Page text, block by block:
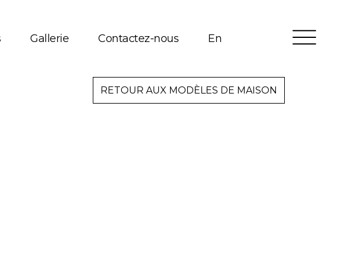
Gallerie Contactez-nous En
RETOUR AUX MODÈLES DE MAISON
de maisons Services